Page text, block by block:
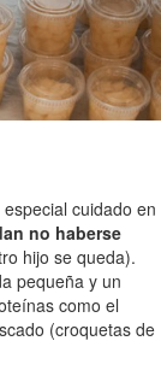
cuidado en
no haberse
hijo se queda).
pequeña y un
como el
(croquetas de